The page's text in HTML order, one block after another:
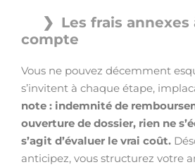
Les frais
compte
Vous ne pouvez décemment
s’invitent à chaque étape,
note : indemnité de
ouverture de dossier, rien ne
s’agit d’évaluer le vrai coût.
anticipez, vous structurez votre